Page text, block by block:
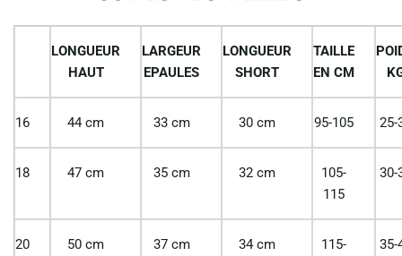
LONGUEUR
HAUT
LARGEUR
EPAULES
LONGUEUR
SHORT
TAILLE
EN CM
16 44 cm 33 cm 30 cm 95-105 25-
18 47 cm 35 cm 32 cm
105-
115
30-
20 50 cm 37 cm 34 cm
115-
35-